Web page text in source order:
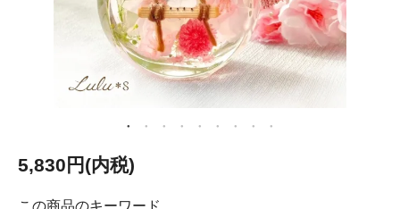
5,830円(内税)
この商品のキーワード